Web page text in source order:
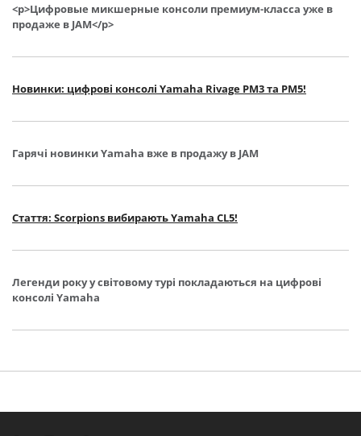
<p>Цифровые микшерные консоли премиум-класса уже в
продаже в JAM</p>
Новинки: цифрові консолі Yamaha Rivage PM3 та PM5!
Гарячі новинки Yamaha вже в продажу в JAM
Стаття: Scorpions вибирають Yamaha CL5!
Легенди року у світовому турі покладаються на цифрові
консолі Yamaha